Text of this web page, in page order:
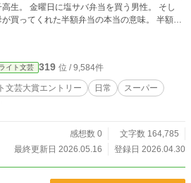
生。 金曜日に塩サバ弁当を買う男性。 そし
買ってくれた半額弁当の本当の意味。 半額に
今日を温めたい、その気持ちで京子は今日も
ライト文芸 319 位 / 9,584件
文芸大賞エントリー 日常
スーパー
感想数 0
文字数 164,785
最終更新日 2026.05.16
登録日 2026.04.30